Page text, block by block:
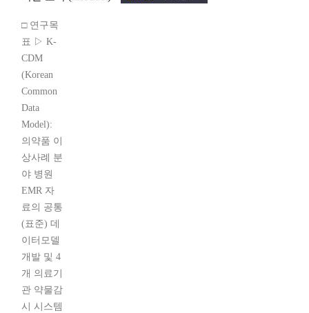
□ 연구목
표 ▷ K-
CDM
(Korean
Common
Data
Model):
의약품 이
상사례 분
야 병원
EMR 자
료의 공통
(표준) 데
이터모델
개발 및 4
개 의료기
관 약물감
시 시스템